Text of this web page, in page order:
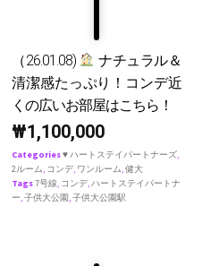
（26.01.08)
ナチュラル＆
清潔感たっぷり！コンデ近
くの広いお部屋はこちら！
₩1,100,000
Categories♥ ハートステイパートナーズ,
2ルーム, コンデ, ワンルーム,健大
Tags7号線, コンデ,ハートステイパートナ
ー,子供大公園,子供大公園駅